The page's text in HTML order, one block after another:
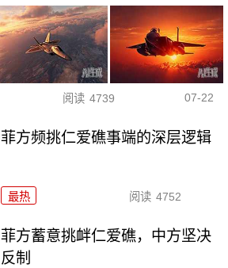
阅读 4739 07-22
菲方频挑仁爱礁事端的深层逻辑
最热 阅读 4752
菲方蓄意挑衅仁爱礁，中方坚决
反制